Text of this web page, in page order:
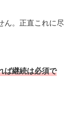
ん。正直これに尽
ば継続は必須で